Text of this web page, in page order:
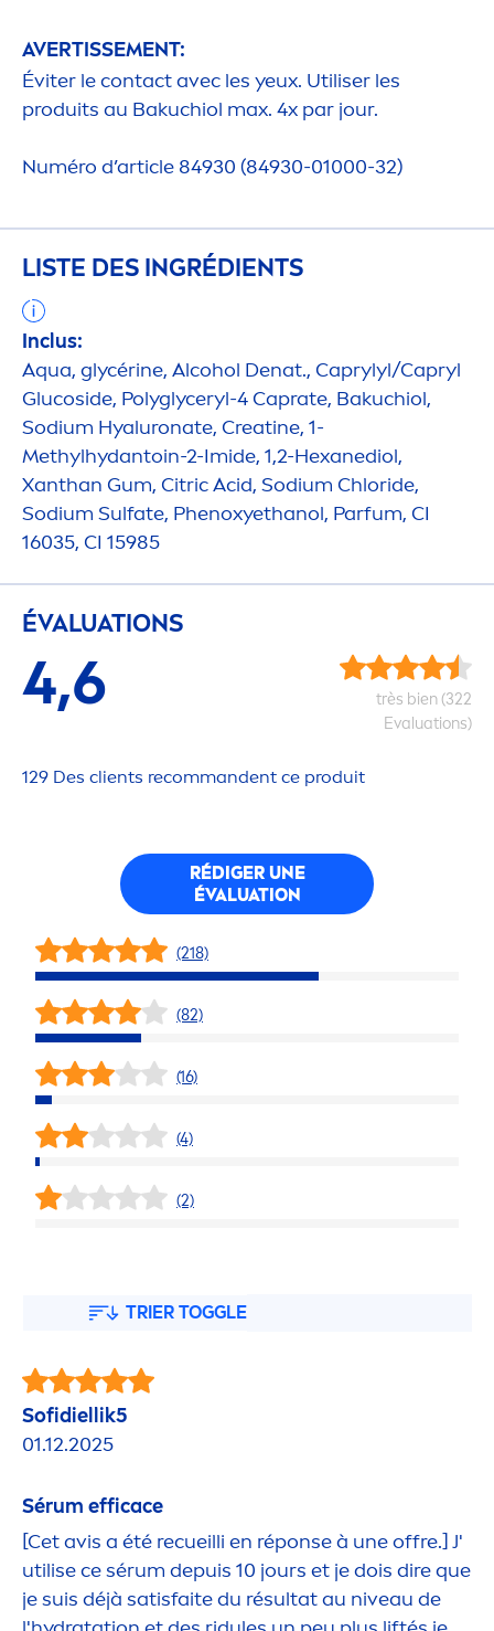
AVERTISSEMENT:
Éviter le contact avec les yeux. Utiliser les
produits au Bakuchiol max. 4x par jour.
Numéro d’article 84930 (84930-01000-32)
LISTE DES INGRÉDIENTS
Inclus:
Aqua, glycérine, Alcohol Denat., Caprylyl/Capryl
Glucoside, Polyglyceryl-4 Caprate, Bakuchiol,
Sodium Hyaluronate, Creatine, 1-
Methylhydantoin-2-Imide, 1,2-Hexanediol,
Xanthan Gum, Citric Acid, Sodium Chloride,
Sodium Sulfate, Phenoxyethanol, Parfum, CI
16035, CI 15985
ÉVALUATIONS
4,6
très bien (322
Evaluations)
129 Des clients recommandent ce produit
RÉDIGER UNE
ÉVALUATION
(218)
(82)
(16)
(4)
(2)
TRIER TOGGLE
Sofidiellik5
01.12.2025
Sérum efficace
[Cet avis a été recueilli en réponse à une offre.] J'
utilise ce sérum depuis 10 jours et je dois dire que
je suis déjà satisfaite du résultat au niveau de